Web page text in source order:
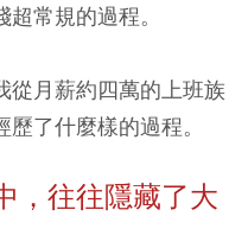
常規的過程。
從月薪約四萬的上班族
了什麼樣的過程。
，往往隱藏了大